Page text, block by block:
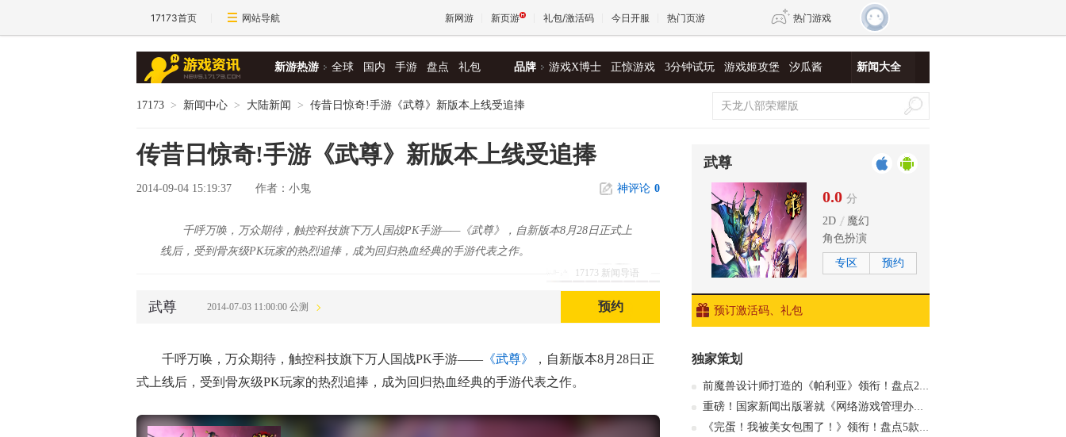
17173首页 网站导航 新网游 新页游 礼包/激活码 今日开服 热门页游 热门游戏
王权与自由 诛仙世界 新仙侠5
新游热游 全球 国内 手游 盘点 礼包 品牌 游戏X博士 正惊游戏 3分钟试玩 游戏姬攻堡 汐瓜酱 新闻大全
17173 > 新闻中心 > 大陆新闻 > 传昔日惊奇!手游《武尊》新版本上线受追捧
传昔日惊奇!手游《武尊》新版本上线受追捧
2014-09-04 15:19:37 作者：小鬼 神评论 0
17173 新闻导语
千呼万唤，万众期待，触控科技旗下万人国战PK手游——《武尊》，自新版本8月28日正式上
线后，受到骨灰级PK玩家的热烈追捧，成为回归热血经典的手游代表之作。
武尊 2014-07-03 11:00:00 公测 预约
千呼万唤，万众期待，触控科技旗下万人国战PK手游—— 《武尊》
，自新版本8月28日正
式上线后，受到骨灰级PK玩家的热烈追捧，成为回归热血经典的手游代表之作。
武尊
0.0 分
2D
魔幻
角色扮演
专区 预约
预订激活码、礼包
独家策划
前魔兽设计师打造的《帕利亚》领衔！盘点20…
重磅！国家新闻出版署就《网络游戏管理办法…
《完蛋！我被美女包围了！》领衔！盘点5款…